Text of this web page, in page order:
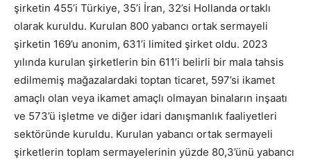
şirketin 455’i Türkiye, 35’i İran, 32’si Hollanda ortaklı
olarak kuruldu. Kurulan 800 yabancı ortak sermayeli
şirketin 169’u anonim, 631’i limited şirket oldu. 2023
yılında kurulan şirketlerin bin 611’i belirli bir mala tahsis
edilmemiş mağazalardaki toptan ticaret, 597’si ikamet
amaçlı olan veya ikamet amaçlı olmayan binaların inşaatı
ve 573’ü işletme ve diğer idari danışmanlık faaliyetleri
sektöründe kuruldu. Kurulan yabancı ortak sermayeli
şirketlerin toplam sermayelerinin yüzde 80,3’ünü yabancı